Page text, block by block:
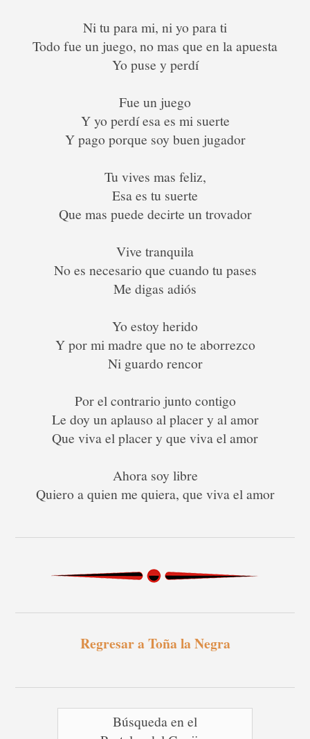
Ni tu para mi, ni yo para ti
Todo fue un juego, no mas que en la apuesta
Yo puse y perdí
Fue un juego
Y yo perdí esa es mi suerte
Y pago porque soy buen jugador
Tu vives mas feliz,
Esa es tu suerte
Que mas puede decirte un trovador
Vive tranquila
No es necesario que cuando tu pases
Me digas adiós
Yo estoy herido
Y por mi madre que no te aborrezco
Ni guardo rencor
Por el contrario junto contigo
Le doy un aplauso al placer y al amor
Que viva el placer y que viva el amor
Ahora soy libre
Quiero a quien me quiera, que viva el amor
Regresar a Toña la Negra
Búsqueda en el